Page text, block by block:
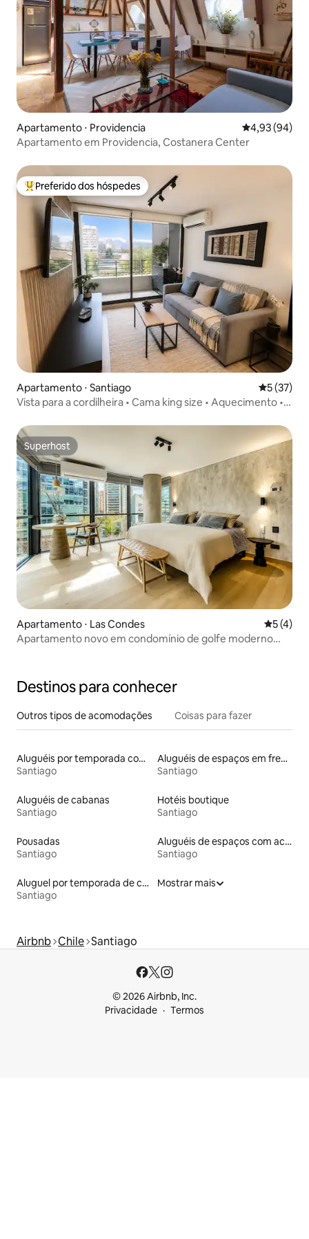
Apartamento ⋅ Providencia 4,93 de uma
4,93 (94)
Apartamento em Providencia, Costanera Center
Entre os melhores preferidos dos hóspedes
Preferido dos hóspedes
Apartamento ⋅ Santiago 5 de uma
5 (37)
Vista para a cordilheira • Cama king size • Aquecimento •
Superhost
Superhost
Apartamento ⋅ Las Condes 5 de
5 (4)
Apartamento novo em condomínio de golfe moderno
Destinos para conhecer
Outros tipos de acomodações Coisas para fazer
Aluguéis por temporada com cama de altura acessível
Santiago
Aluguéis de espaços em frente à praia
Santiago
Aluguéis de cabanas
Santiago
Hotéis boutique
Santiago
Pousadas
Santiago
Aluguéis de espaços com acesso direto a pistas de esqui
Santiago
Aluguel por temporada de casas de veraneio
Santiago
Mostrar mais
Airbnb Chile Santiago
© 2026 Airbnb, Inc.
Privacidade
Termos